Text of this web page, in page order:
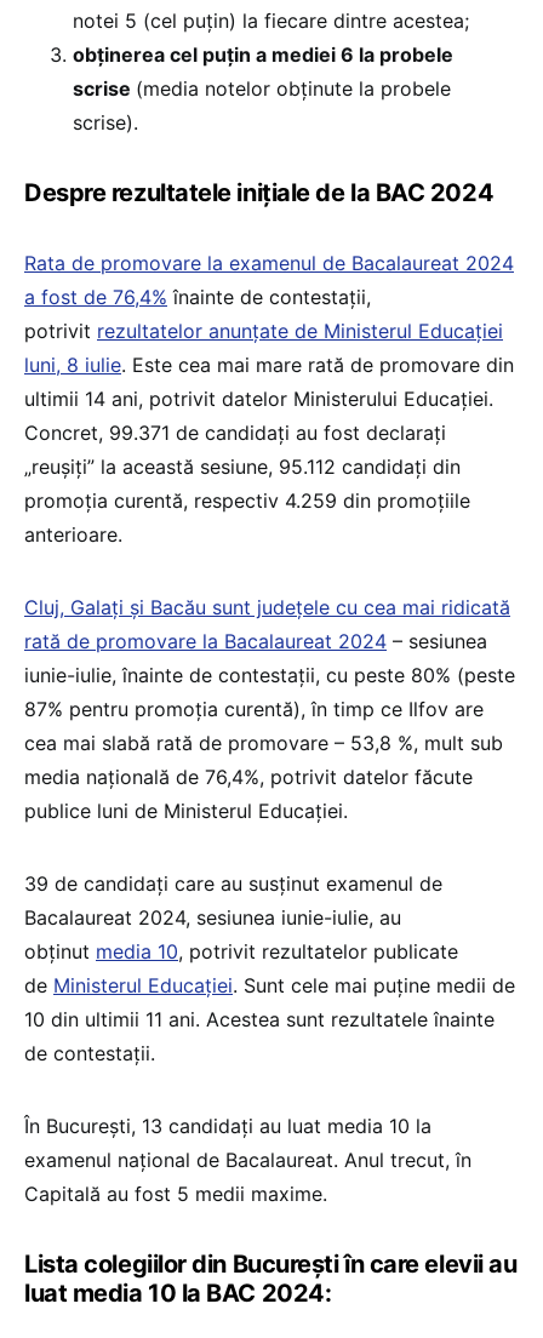
notei 5 (cel puțin) la fiecare dintre acestea;
obținerea cel puțin a mediei 6 la probele
scrise (media notelor obținute la probele
scrise).
Despre rezultatele inițiale de la BAC 2024
Rata de promovare la examenul de Bacalaureat 2024
a fost de 76,4% înainte de contestații,
potrivit rezultatelor anunțate de Ministerul Educației
luni, 8 iulie. Este cea mai mare rată de promovare din
ultimii 14 ani, potrivit datelor Ministerului Educației.
Concret, 99.371 de candidați au fost declarați
„reușiți” la această sesiune, 95.112 candidați din
promoția curentă, respectiv 4.259 din promoțiile
anterioare.
Cluj, Galați și Bacău sunt județele cu cea mai ridicată
rată de promovare la Bacalaureat 2024 – sesiunea
iunie-iulie, înainte de contestații, cu peste 80% (peste
87% pentru promoția curentă), în timp ce Ilfov are
cea mai slabă rată de promovare – 53,8 %, mult sub
media națională de 76,4%, potrivit datelor făcute
publice luni de Ministerul Educației.
39 de candidați care au susținut examenul de
Bacalaureat 2024, sesiunea iunie-iulie, au
obținut media 10, potrivit rezultatelor publicate
de Ministerul Educației. Sunt cele mai puține medii de
10 din ultimii 11 ani. Acestea sunt rezultatele înainte
de contestații.
În București, 13 candidați au luat media 10 la
examenul național de Bacalaureat. Anul trecut, în
Capitală au fost 5 medii maxime.
Lista colegiilor din București în care elevii au
luat media 10 la BAC 2024: